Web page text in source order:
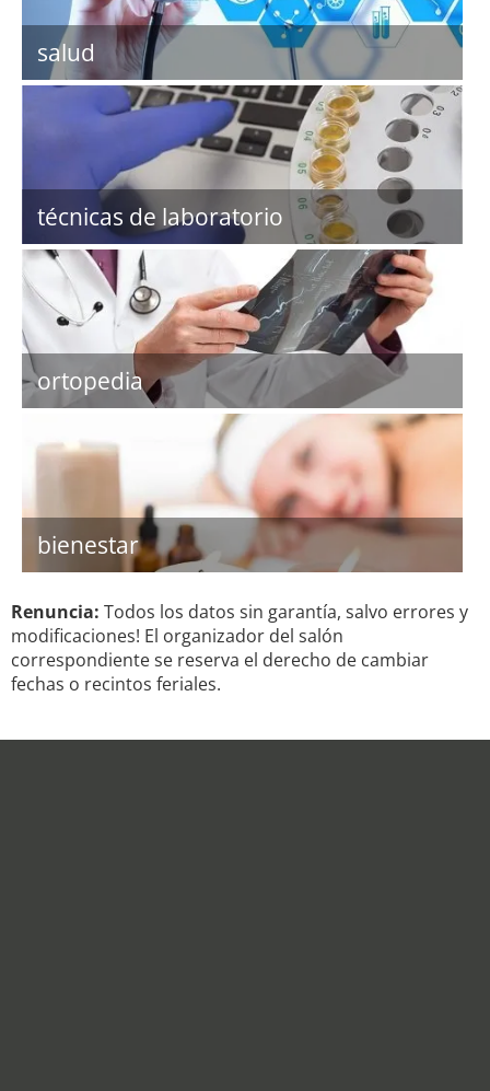
salud
técnicas de laboratorio
ortopedia
bienestar
Renuncia: Todos los datos sin garantía, salvo errores y
modificaciones! El organizador del salón
correspondiente se reserva el derecho de cambiar
fechas o recintos feriales.